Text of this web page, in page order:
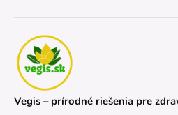
Vegis – prírodné riešenia pre